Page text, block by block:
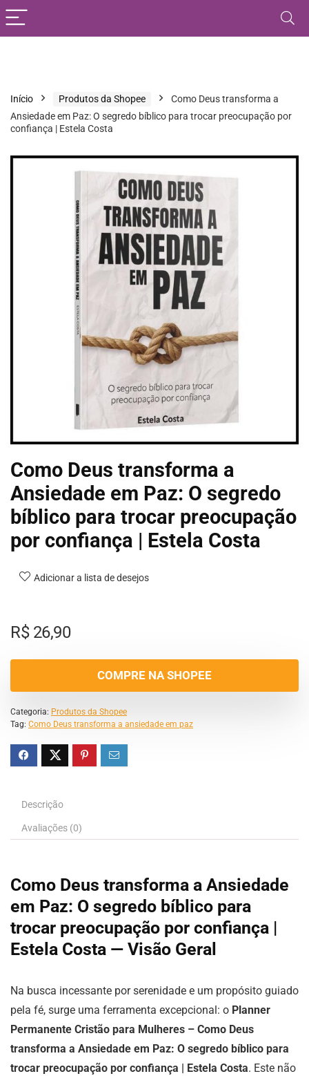
Início Produtos da Shopee
Como Deus transforma a
Ansiedade em Paz: O segredo bíblico para trocar preocupação por
confiança | Estela Costa
Como Deus transforma a
Ansiedade em Paz: O segredo
bíblico para trocar preocupação
por confiança | Estela Costa
Adicionar a lista de desejos
R$26,90
COMPRE NA SHOPEE
Categoria: Produtos da Shopee
Tag: Como Deus transforma a ansiedade em paz
Descrição
Avaliações (0)
Como Deus transforma a Ansiedade
em Paz: O segredo bíblico para
trocar preocupação por confiança |
Estela Costa — Visão Geral
Na busca incessante por serenidade e um propósito guiado
pela fé, surge uma ferramenta excepcional: o Planner
Permanente Cristão para Mulheres – Como Deus
transforma a Ansiedade em Paz: O segredo bíblico para
trocar preocupação por confiança | Estela Costa. Este não